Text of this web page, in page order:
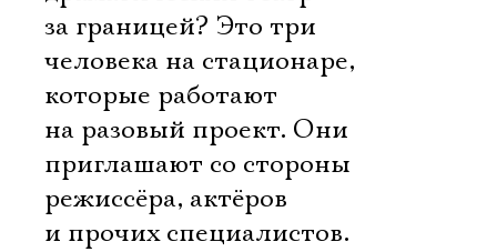
за границей? Это три
человека на стационаре,
которые работают
на разовый проект. Они
приглашают со стороны
режиссёра, актёров
и прочих специалистов.